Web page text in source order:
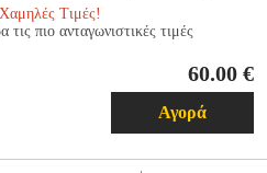
Τιμές!
πιο ανταγωνιστικές τιμές
60.00 €
Αγορά